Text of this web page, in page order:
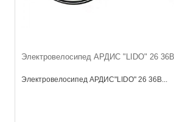
Электровелосипед АРДИС "LIDO" 26
Электровелосипед АРДИС"LIDO" 26 36В...